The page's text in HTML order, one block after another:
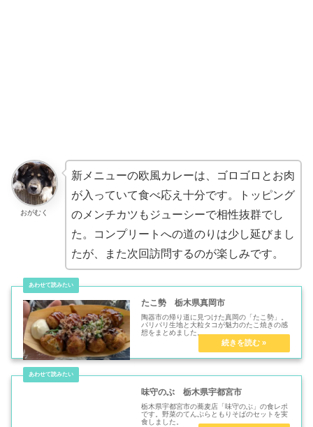
おがむく
新メニューの欧風カレーは、ゴロゴロとお肉
が入っていて食べ応え十分です。トッピング
のメンチカツもジューシーで相性抜群でし
た。コンプリートへの道のりは少し延びまし
たが、また次回訪問するのが楽しみです。
たこ勢 栃木県真岡市
陶器市の帰り道に見つけた真岡の「たこ勢」。
パリパリ生地と大粒タコが魅力のたこ焼きの感
想をまとめました。
味守のぶ 栃木県宇都宮市
栃木県宇都宮市の蕎麦店「味守のぶ」の食レポ
です。野菜のてんぷらともりそばのセットを実
食しました。